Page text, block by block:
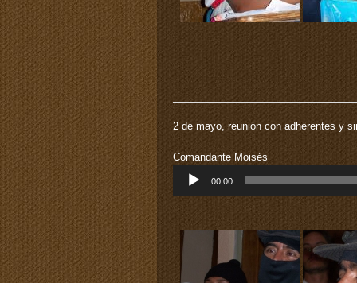
2 de mayo, reunión con adherentes y
Comandante Moisés
Reproductor
00:00